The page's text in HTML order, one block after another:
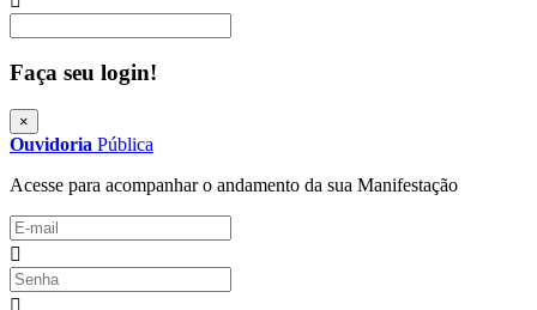
Faça seu login!
×
Ouvidoria Pública
Acesse para acompanhar o andamento da sua Manifestação